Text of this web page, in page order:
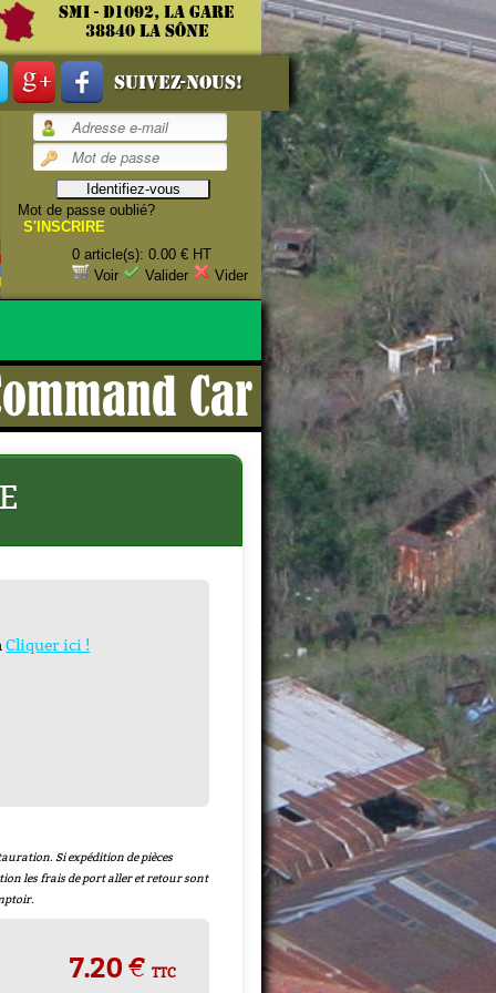
SMI - D1092, La gare
38840 La Sône
Suivez-nous!
Mot de passe oublié?
S'INSCRIRE
0 article(s): 0.00 € HT
Voir
Valider Vider
Car
Cliquer ici !
Si expédition de pièces
les frais de port aller et retour sont
7.20 €TTC